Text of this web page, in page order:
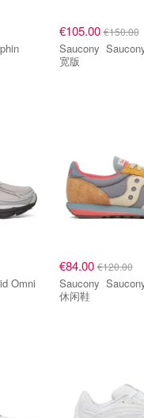
€105.00€150.00
Saucony Saucony Guide 18 女士
宽版
€84.00€120.00
Saucony Saucony Trainer 80 Lux
休闲鞋